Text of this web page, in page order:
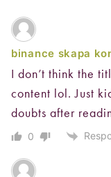
binance skapa
I don’t think the
content lol. Just
doubts after
0